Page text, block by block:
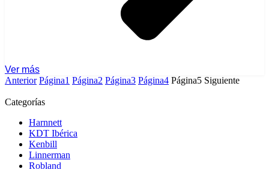
Ver más
Anterior Página1 Página2 Página3 Página4 Página5 Siguiente
Categorías
Harnnett
KDT Ibérica
Kenbill
Linnerman
Robland